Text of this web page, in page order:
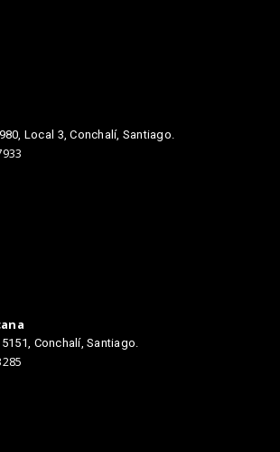
Local 3, Conchalí, Santiago.
Conchalí, Santiago.